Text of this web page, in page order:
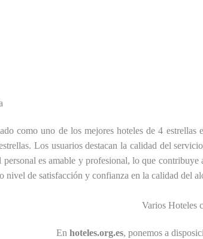
como uno de los mejores hoteles de 4
Los usuarios destacan la calidad del
es amable y profesional, lo que
nivel de satisfacción y confianza en la calidad del
Varios Hoteles
En hoteles.org.es, ponemos a